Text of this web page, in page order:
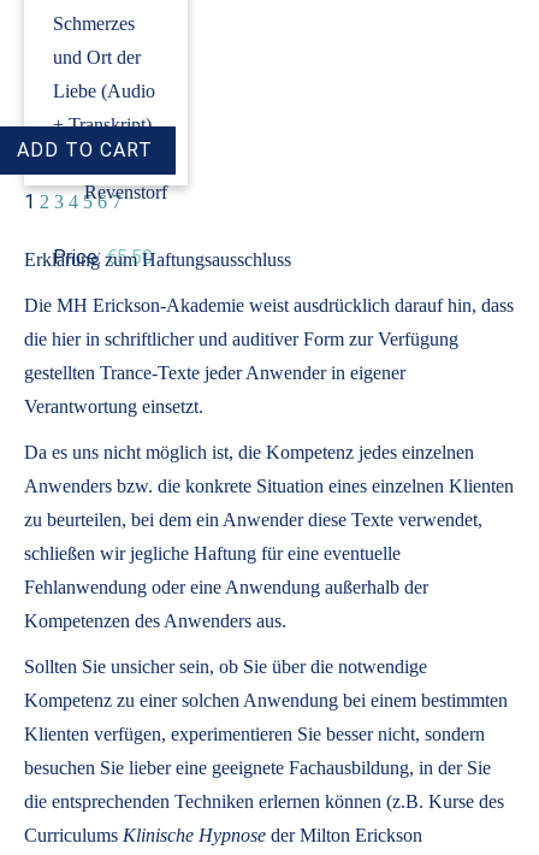
Schmerzes
und Ort der
Liebe (Audio
+ Transkript)
›Dirk
Revenstorf
Price: €5.50
1 2 3 4 5 6 7
Erklärung zum Haftungsausschluss
Die MH Erickson-Akademie weist ausdrücklich darauf hin, dass
die hier in schriftlicher und auditiver Form zur Verfügung
gestellten Trance-Texte jeder Anwender in eigener
Verantwortung einsetzt.
Da es uns nicht möglich ist, die Kompetenz jedes einzelnen
Anwenders bzw. die konkrete Situation eines einzelnen Klienten
zu beurteilen, bei dem ein Anwender diese Texte verwendet,
schließen wir jegliche Haftung für eine eventuelle
Fehlanwendung oder eine Anwendung außerhalb der
Kompetenzen des Anwenders aus.
Sollten Sie unsicher sein, ob Sie über die notwendige
Kompetenz zu einer solchen Anwendung bei einem bestimmten
Klienten verfügen, experimentieren Sie besser nicht, sondern
besuchen Sie lieber eine geeignete Fachausbildung, in der Sie
die entsprechenden Techniken erlernen können (z.B. Kurse des
Curriculums Klinische Hypnose der Milton Erickson